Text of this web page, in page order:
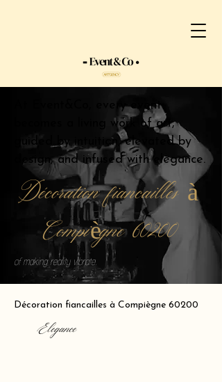
At Event&Co, every event
becomes a living work of art,
guided by intuition, elevated by
design, and infused with elegance.
Décoration fiancailles à
Compiègne 60200
of making reality vibrate.
Décoration fiancailles à Compiègne 60200
Elegance